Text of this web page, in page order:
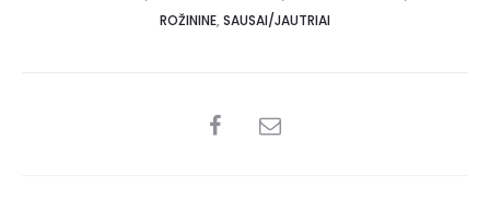
ROŽININE, SAUSAI/JAUTRIAI